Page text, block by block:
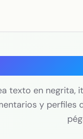
texto en negrita,
y perfiles